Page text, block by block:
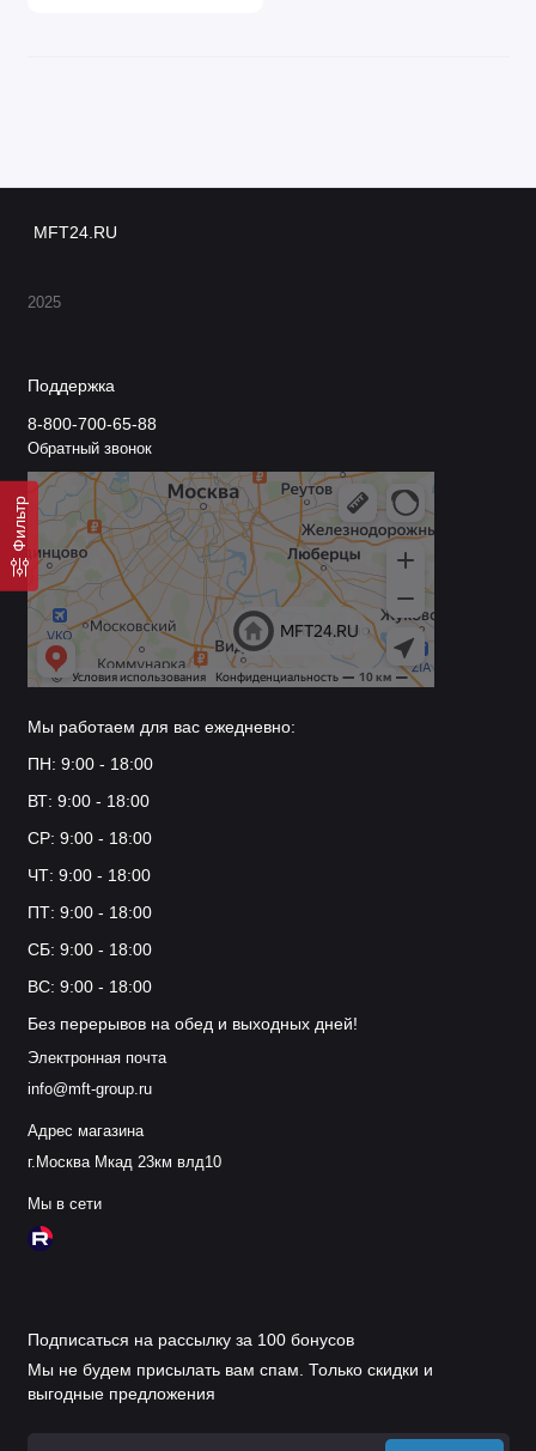
Фильтр
MFT24.RU
2025
Поддержка
8-800-700-65-88
Обратный звонок
Мы работаем для вас ежедневно:
ПН: 9:00 - 18:00
ВТ: 9:00 - 18:00
СР: 9:00 - 18:00
ЧТ: 9:00 - 18:00
ПТ: 9:00 - 18:00
СБ: 9:00 - 18:00
ВС: 9:00 - 18:00
Без перерывов на обед и выходных дней!
Электронная почта
info@mft-group.ru
Адрес магазина
г.Москва Мкад 23км влд10
Мы в сети
Подписаться на рассылку за 100 бонусов
Мы не будем присылать вам спам. Только скидки и
выгодные предложения